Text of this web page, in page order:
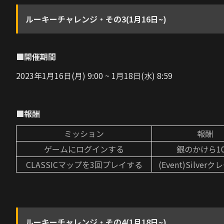
ルーキーチャレンジ・その3(1月16日~)
■開催期間
2023年1月16日(月) 9:00 ~ 1月18日(水) 8:59
■報酬
ミッション
報酬
ゲームにログインする
銀のかけら
CLASSICマップを3回プレイする
(Event)Silverク